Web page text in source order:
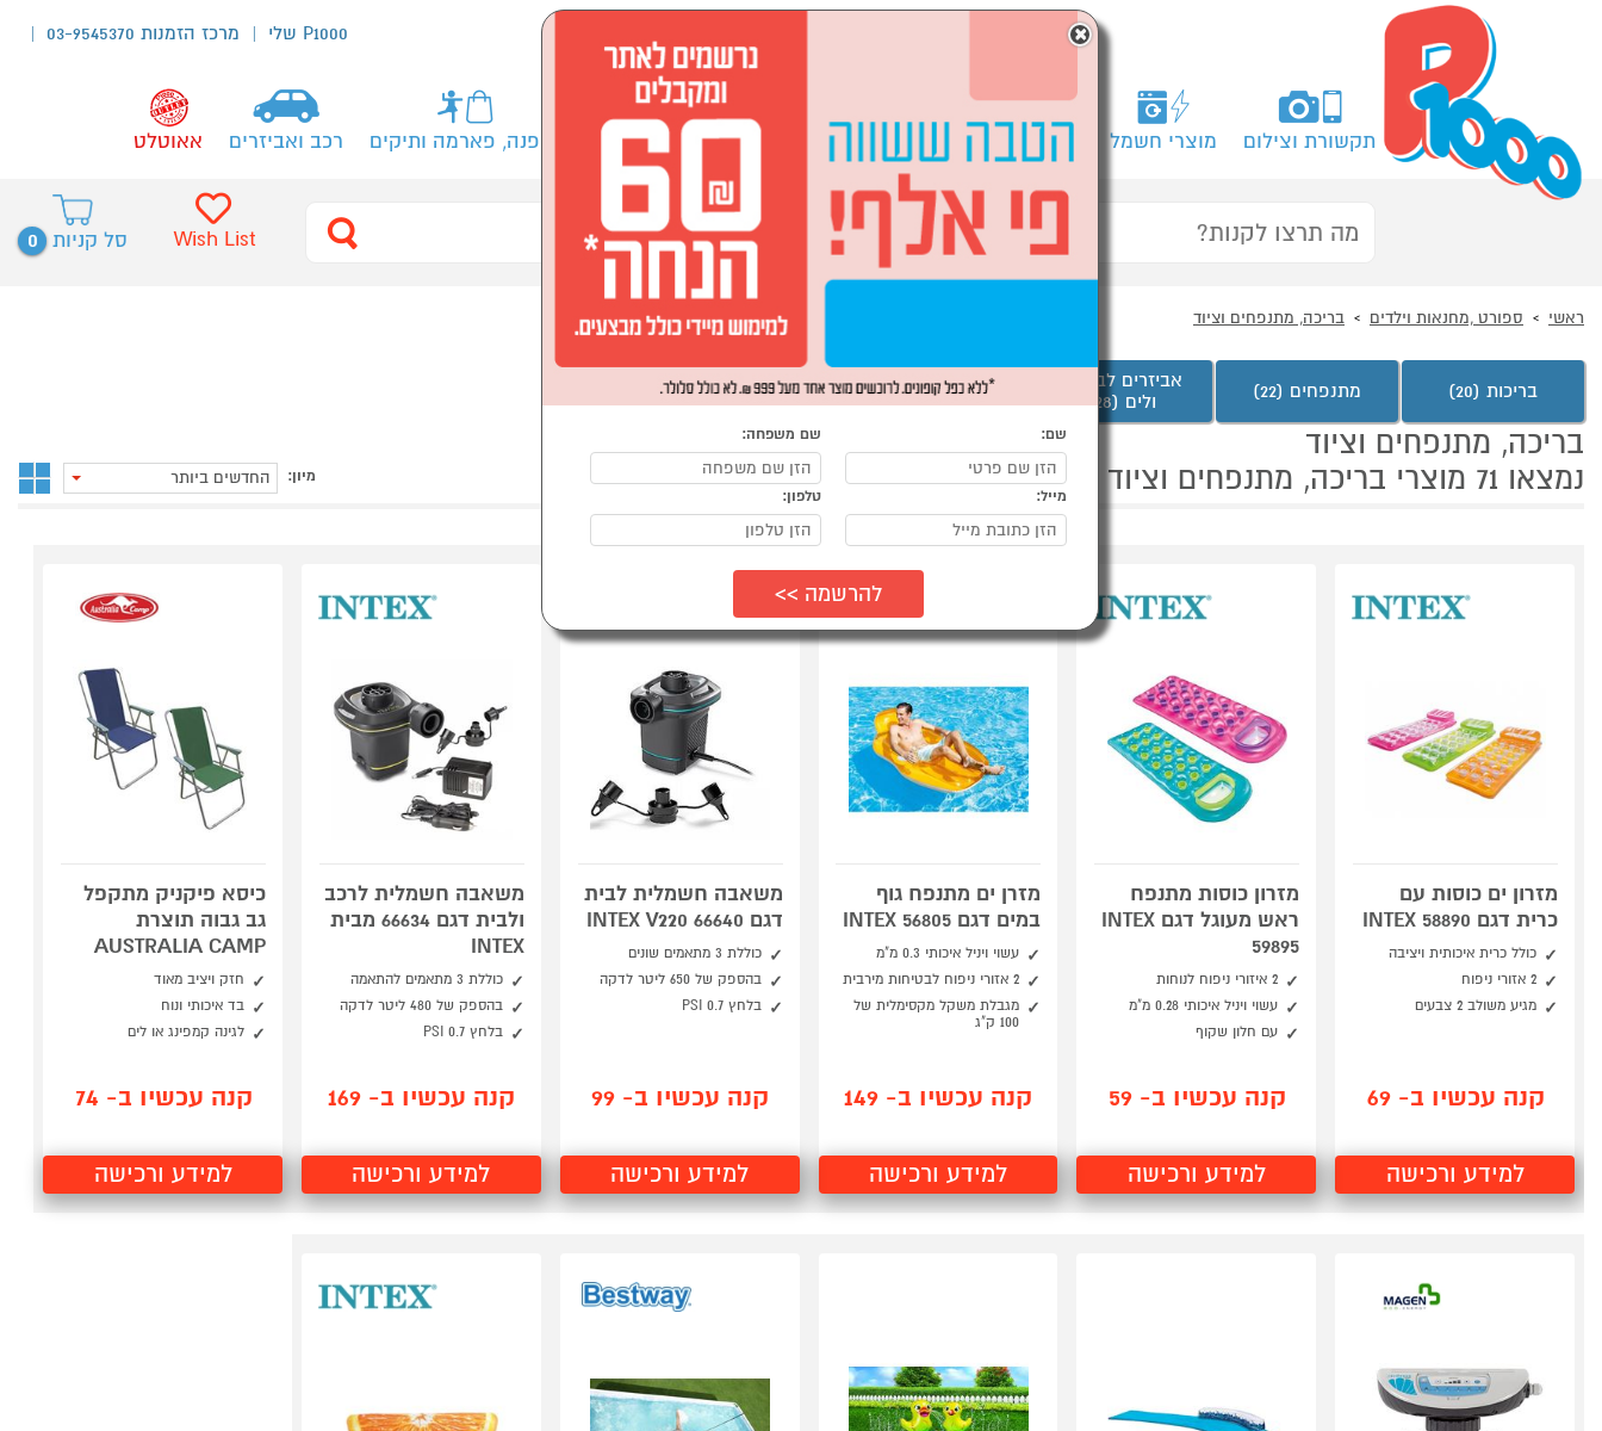
P1000 שלי מרכז הזמנות 03-9545370
תקשורת וצילום מוצרי חשמל מחשבים וציוד היקפי לבית ולגן ספורט, מחנאות וילדים אופנה, פארמה ותיקים רכב ואביזרים אאוטלט
סל קניות 0 Wish List
ראשי ספורט ,מחנאות וילדים בריכה, מתנפחים וציוד
בריכות (20) מתנפחים (22)
אביזרים לבריכה
ולים (28)
בריכה, מתנפחים וציוד
נמצאו 71 מוצרי בריכה, מתנפחים וציוד
מיון: החדשים ביותר
מזרון ים כוסות עם
כרית דגם INTEX 58890
כולל כרית איכותית ויציבה
2 אזורי ניפוח
מגיע משולב 2 צבעים
קנה עכשיו ב- 69
למידע ורכישה
מזרון כוסות מתנפח
ראש מעוגל דגם INTEX
59895
2 איזורי ניפוח לנוחות
עשוי ויניל איכותי 0.28 מ"מ
עם חלון שקוף
קנה עכשיו ב- 59
למידע ורכישה
מזרן ים מתנפח גוף
במים דגם 56805 INTEX
עשוי ויניל איכותי 0.3 מ"מ
2 אזורי ניפוח לבטיחות מירבית
מגבלת משקל מקסימלית של
100 ק"ג
קנה עכשיו ב- 149
למידע ורכישה
משאבה חשמלית לבית
דגם INTEX V220 66640
כוללת 3 מתאמים שונים
בהספק של 650 ליטר לדקה
בלחץ 0.7 PSI
קנה עכשיו ב- 99
למידע ורכישה
משאבה חשמלית לרכב
ולבית דגם 66634 מבית
INTEX
כוללת 3 מתאמים להתאמה
בהספק של 480 ליטר לדקה
בלחץ 0.7 PSI
קנה עכשיו ב- 169
למידע ורכישה
כיסא פיקניק מתקפל
גב גבוה תוצרת
AUSTRALIA CAMP
חזק ויציב מאוד
בד איכותי ונוח
לגינה קמפינג או לים
קנה עכשיו ב- 74
למידע ורכישה
×
שם: שם משפחה:
מייל: טלפון: